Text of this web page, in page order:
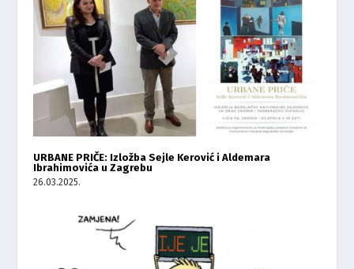
URBANE PRIČE: Izložba Sejle Kerović i Aldemara
Ibrahimovića u Zagrebu
26.03.2025.